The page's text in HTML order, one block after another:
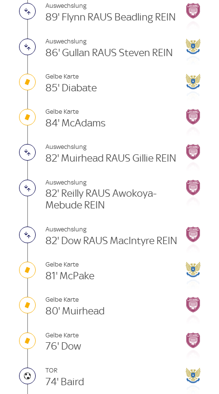
Auswechslung
89' Flynn RAUS Beadling REIN
Auswechslung
86' Gullan RAUS Steven REIN
Gelbe Karte
85' Diabate
Gelbe Karte
84' McAdams
Auswechslung
82' Muirhead RAUS Gillie REIN
Auswechslung
82' Reilly RAUS Awokoya-
Mebude REIN
Auswechslung
82' Dow RAUS MacIntyre REIN
Gelbe Karte
81' McPake
Gelbe Karte
80' Muirhead
Gelbe Karte
76' Dow
TOR
74' Baird